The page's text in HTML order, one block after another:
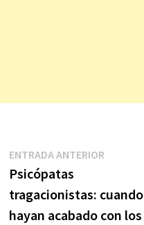
Navegación
de
entradas
ENTRADA ANTERIOREntrada
Psicópatas
tragacionistas: cuando
hayan acabado con los